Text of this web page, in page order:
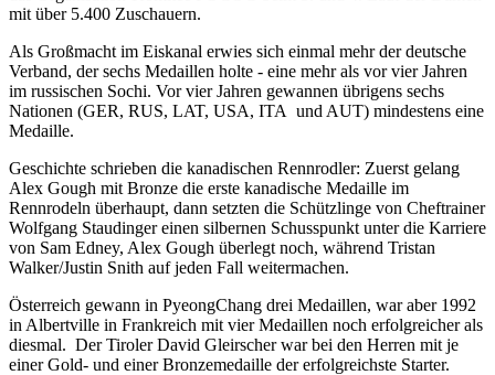
mit über 5.400 Zuschauern.
Als Großmacht im Eiskanal erwies sich einmal mehr der deutsche
Verband, der sechs Medaillen holte - eine mehr als vor vier Jahren
im russischen Sochi. Vor vier Jahren gewannen übrigens sechs
Nationen (GER, RUS, LAT, USA, ITA und AUT) mindestens eine
Medaille.
Geschichte schrieben die kanadischen Rennrodler: Zuerst gelang
Alex Gough mit Bronze die erste kanadische Medaille im
Rennrodeln überhaupt, dann setzten die Schützlinge von Cheftrainer
Wolfgang Staudinger einen silbernen Schusspunkt unter die Karriere
von Sam Edney, Alex Gough überlegt noch, während Tristan
Walker/Justin Snith auf jeden Fall weitermachen.
Österreich gewann in PyeongChang drei Medaillen, war aber 1992
in Albertville in Frankreich mit vier Medaillen noch erfolgreicher als
diesmal. Der Tiroler David Gleirscher war bei den Herren mit je
einer Gold- und einer Bronzemedaille der erfolgreichste Starter.